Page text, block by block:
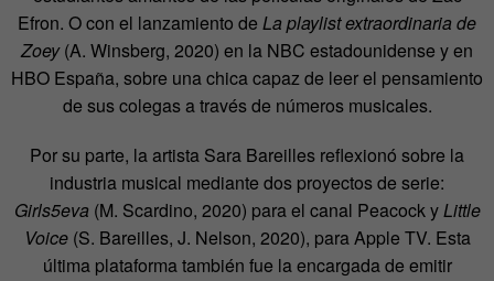
Efron. O con el lanzamiento de La playlist extraordinaria de
Zoey(A. Winsberg, 2020) en la NBC estadounidense y en
HBO España, sobre una chica capaz de leer el pensamiento
de sus colegas a través de números musicales.
Por su parte, la artista Sara Bareilles reflexionó sobre la
industria musical mediante dos proyectos de serie:
Girls5eva (M. Scardino, 2020) para el canal Peacock yLittle
Voice(S. Bareilles, J. Nelson, 2020), para Apple TV. Esta
última plataforma también fue la encargada de emitir